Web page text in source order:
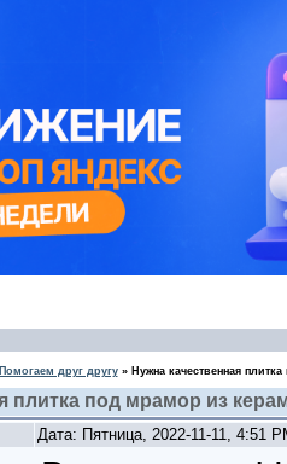
Помогаем друг другу» Нужна качественная
плитка под мрамор из
Дата: Пятница, 2022-11-11, 4:51